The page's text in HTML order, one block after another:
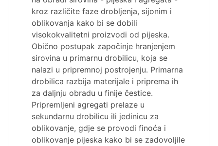
kroz različite faze drobljenja, sijonim i
oblikovanja kako bi se dobili
visokokvalitetni proizvodi od pijeska.
Obično postupak započinje hranjenjem
sirovina u primarnu drobilicu, koja se
nalazi u pripremnoj postrojenju. Primarna
drobilica razbija materijale i priprema ih
za daljnju obradu u finije čestice.
Pripremljeni agregati prelaze u
sekundarnu drobilicu ili jedinicu za
oblikovanje, gdje se provodi finoća i
oblikovanje pijeska kako bi se zadovoljile